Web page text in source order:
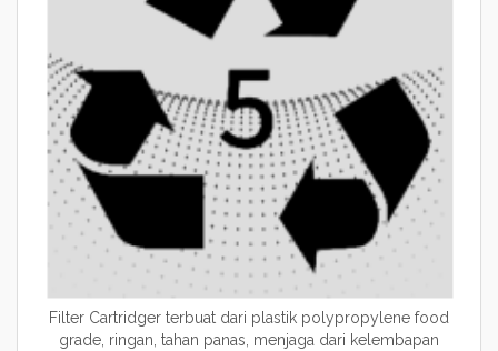
Filter Cartridger terbuat dari plastik polypropylene food
grade, ringan, tahan panas, menjaga dari kelembapan